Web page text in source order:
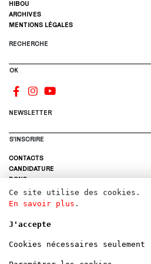
HIBOU
ARCHIVES
MENTIONS LÉGALES
RECHERCHE
OK
NEWSLETTER
S'INSCRIRE
CONTACTS
CANDIDATURE
DONS
LOCATIONS
Ce site utilise des cookies.
En savoir plus .
J'accepte
Cookies nécessaires seulement